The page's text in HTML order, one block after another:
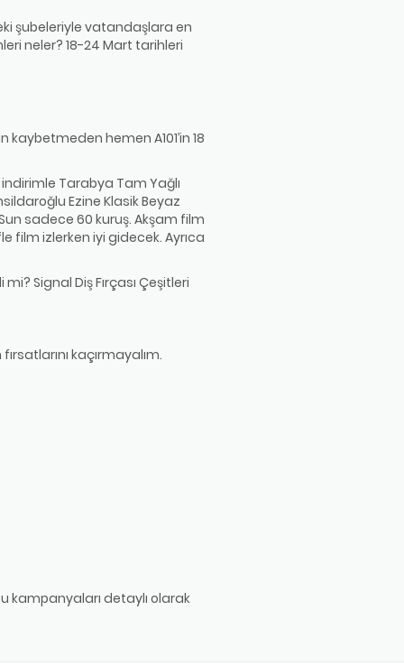
şubeleriyle vatandaşlara en
neler? 18-24 Mart tarihleri
kaybetmeden hemen A101’in 18
indirimle Tarabya Tam Yağlı
Ezine Klasik Beyaz
Sun sadece 60 kuruş. Akşam film
film izlerken iyi gidecek. Ayrıca
Signal Diş Fırçası Çeşitleri
kaçırmayalım.
kampanyaları detaylı olarak